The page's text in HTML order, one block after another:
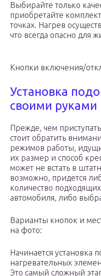
Выбирайте только
приобретайте
точках. Нагрев
что всегда опасно для
Кнопки включения/
Установка
своими руками
Прежде, чем
стоит обратить
режимов работы,
их размер и способ
может не встать в
возможно, придется
количество
автомобиля, либо
Варианты кнопок и
на фото:
Начинается установка
нагревательных
Это самый сложный